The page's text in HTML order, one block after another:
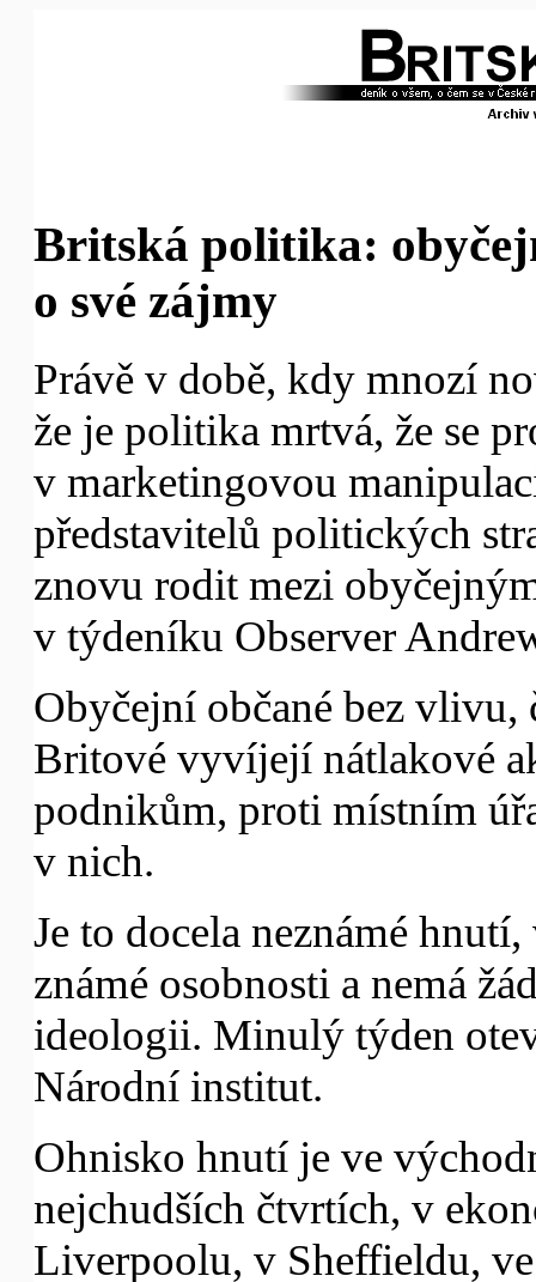
Britská politika:
o své zájmy
Právě v době, kdy mnozí
že je politika mrtvá, že se
v marketingovou
představitelů politických
znovu rodit mezi
v týdeníku Observer
Obyčejní občané bez vlivu,
Britové vyvíjejí nátlakové
podnikům, proti místním
v nich.
Je to docela neznámé
známé osobnosti a nemá
ideologii. Minulý týden
Národní institut.
Ohnisko hnutí je ve
nejchudších čtvrtích, v
Liverpoolu, v Sheffieldu,